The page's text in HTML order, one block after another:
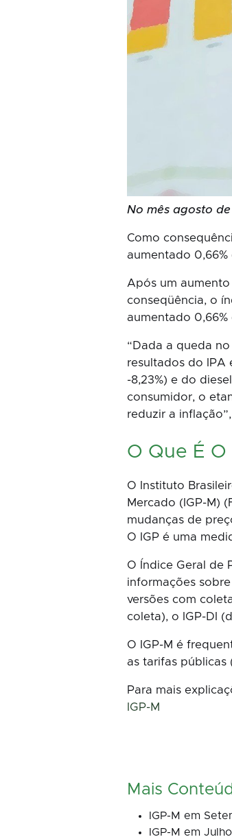
No mês agosto
Como
aumentado 0,66%
Após um aumento
conseqüência, o
aumentado 0,66%
“Dada a queda
resultados do IPA
-8,23%) e do
consumidor, o
reduzir a
O Que É O
O Instituto
Mercado (IGP-M)
mudanças de
O IGP é uma
O Índice Geral de
informações
versões com
coleta), o IGP-DI
O IGP-M é
as tarifas
Para mais
IGP-M
Mais
IGP-M em
IGP-M em